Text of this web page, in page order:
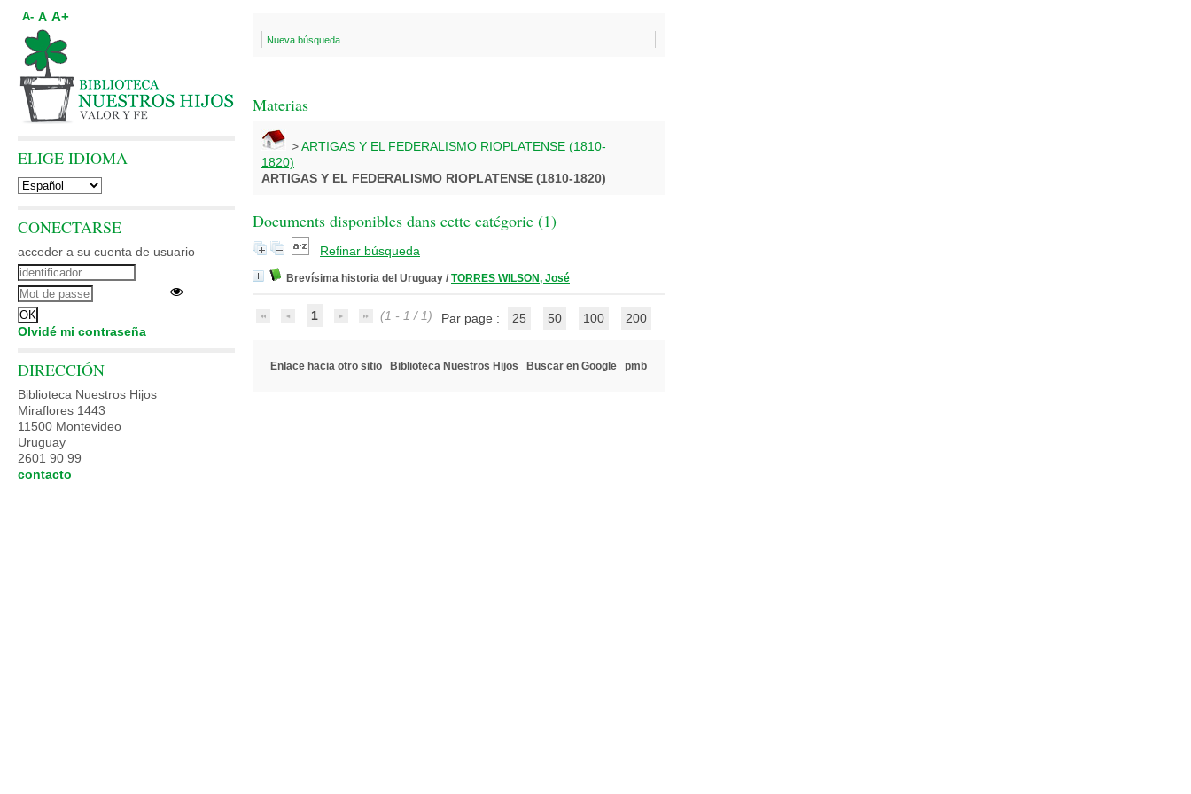
Nueva búsqueda
Materias
>ARTIGAS Y EL FEDERALISMO RIOPLATENSE (1810-
1820)
ARTIGAS Y EL FEDERALISMO RIOPLATENSE (1810-1820)
Documents disponibles dans cette catégorie (1)
Refinar búsqueda
Brevísima historia del Uruguay / TORRES WILSON, José
1 (1 - 1 / 1) Par page : 25 50 100 200
Enlace hacia otro sitio Biblioteca Nuestros Hijos Buscar en Google pmb
A- A A+
ELIGE IDIOMA
CONECTARSE
acceder a su cuenta de usuario
Olvidé mi contraseña
DIRECCIÓN
Biblioteca Nuestros Hijos
Miraflores 1443
11500 Montevideo
Uruguay
2601 90 99
contacto